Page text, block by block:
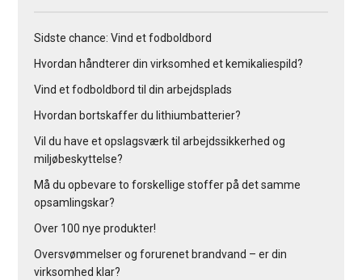
Sidste chance: Vind et fodboldbord
Hvordan håndterer din virksomhed et kemikaliespild?
Vind et fodboldbord til din arbejdsplads
Hvordan bortskaffer du lithiumbatterier?
Vil du have et opslagsværk til arbejdssikkerhed og
miljøbeskyttelse?
Må du opbevare to forskellige stoffer på det samme
opsamlingskar?
Over 100 nye produkter!
Oversvømmelser og forurenet brandvand – er din
virksomhed klar?